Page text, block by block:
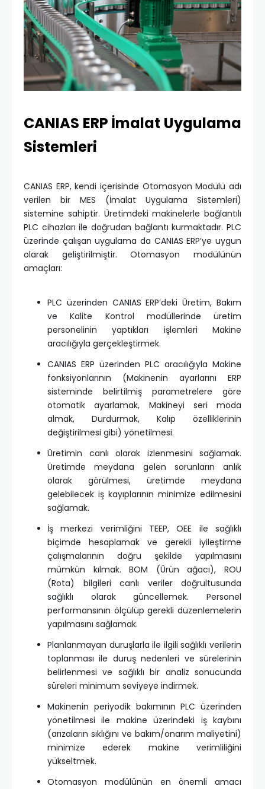
CANIAS ERP İmalat Uygulama
Sistemleri
CANIAS ERP, kendi içerisinde Otomasyon Modülü adı
verilen bir MES (İmalat Uygulama Sistemleri)
sistemine sahiptir. Üretimdeki makinelerle bağlantılı
PLC cihazları ile doğrudan bağlantı kurmaktadır. PLC
üzerinde çalışan uygulama da CANIAS ERP’ye uygun
olarak geliştirilmiştir. Otomasyon modülünün
amaçları:
PLC üzerinden CANIAS ERP’deki Üretim, Bakım
ve Kalite Kontrol modüllerinde üretim
personelinin yaptıkları işlemleri Makine
aracılığıyla gerçekleştirmek.
CANIAS ERP üzerinden PLC aracılığıyla Makine
fonksiyonlarının (Makinenin ayarlarını ERP
sisteminde belirtilmiş parametrelere göre
otomatik ayarlamak, Makineyi seri moda
almak, Durdurmak, Kalıp özelliklerinin
değiştirilmesi gibi) yönetilmesi.
Üretimin canlı olarak izlenmesini sağlamak.
Üretimde meydana gelen sorunların anlık
olarak görülmesi, üretimde meydana
gelebilecek iş kayıplarının minimize edilmesini
sağlamak.
İş merkezi verimliğini TEEP, OEE ile sağlıklı
biçimde hesaplamak ve gerekli iyileştirme
çalışmalarının doğru şekilde yapılmasını
mümkün kılmak. BOM (Ürün ağacı), ROU
(Rota) bilgileri canlı veriler doğrultusunda
sağlıklı olarak güncellemek. Personel
performansının ölçülüp gerekli düzenlemelerin
yapılmasını sağlamak.
Planlanmayan duruşlarla ile ilgili sağlıklı verilerin
toplanması ile duruş nedenleri ve sürelerinin
belirlenmesi ve sağlıklı bir analiz sonucunda
süreleri minimum seviyeye indirmek.
Makinenin periyodik bakımının PLC üzerinden
yönetilmesi ile makine üzerindeki iş kaybını
(arızaların sıklığını ve bakım/onarım maliyetini)
minimize ederek makine verimliliğini
yükseltmek.
Otomasyon modülünün en önemli amacı